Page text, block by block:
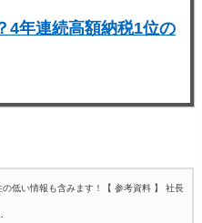
4年連続高額納税1位の
低い情報も含みます！ 【 参考資料 】 社長